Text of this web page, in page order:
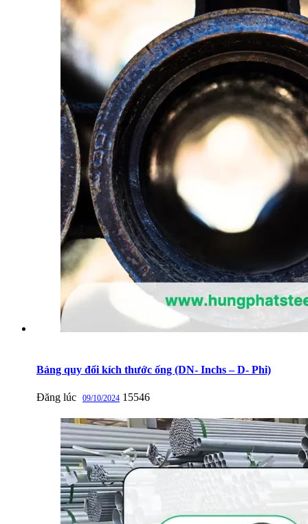
Bảng quy đổi kích thước ống (DN- Inchs – D- Phi)
Đăng lúc 09/10/2024 15546